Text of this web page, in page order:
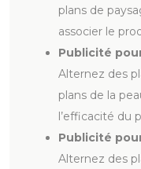
plans de
associer le
Publicité
Alternez des
plans de la
l’efficacité du
Publicité
Alternez des